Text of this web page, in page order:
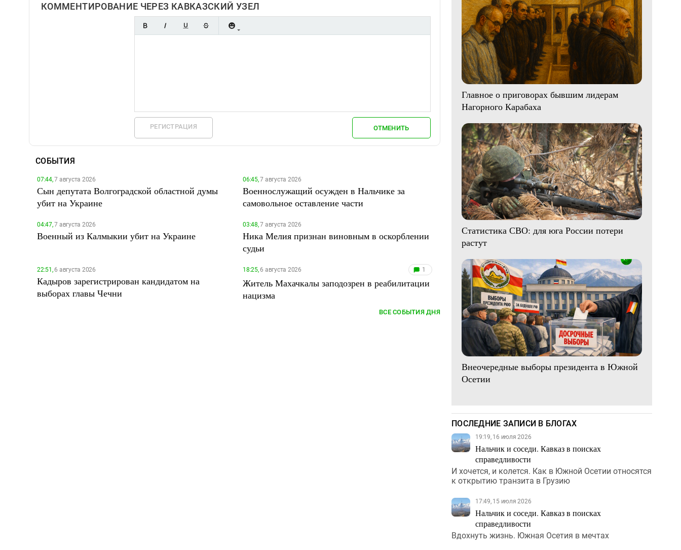
КОММЕНТИРОВАНИЕ ЧЕРЕЗ КАВКАЗСКИЙ УЗЕЛ
РЕГИСТРАЦИЯ ОТМЕНИТЬ
СОБЫТИЯ
07:44,7 августа 2026
Сын депутата Волгоградской областной думы
убит на Украине
06:45,7 августа 2026
Военнослужащий осужден в Нальчике за
самовольное оставление части
04:47,7 августа 2026
Военный из Калмыкии убит на Украине
03:48,7 августа 2026
Ника Мелия признан виновным в оскорблении
судьи
22:51,6 августа 2026
Кадыров зарегистрирован кандидатом на
выборах главы Чечни
18:25,6 августа 2026 1
Житель Махачкалы заподозрен в реабилитации
нацизма
ВСЕ СОБЫТИЯ ДНЯ
Главное о приговорах бывшим лидерам
Нагорного Карабаха
Статистика СВО: для юга России потери
растут
Внеочередные выборы президента в Южной
Осетии
ПОСЛЕДНИЕ ЗАПИСИ В БЛОГАХ
19:19, 16 июля 2026
Нальчик и соседи. Кавказ в поисках
справедливости
И хочется, и колется. Как в Южной Осетии относятся
к открытию транзита в Грузию
17:49, 15 июля 2026
Нальчик и соседи. Кавказ в поисках
справедливости
Вдохнуть жизнь. Южная Осетия в мечтах